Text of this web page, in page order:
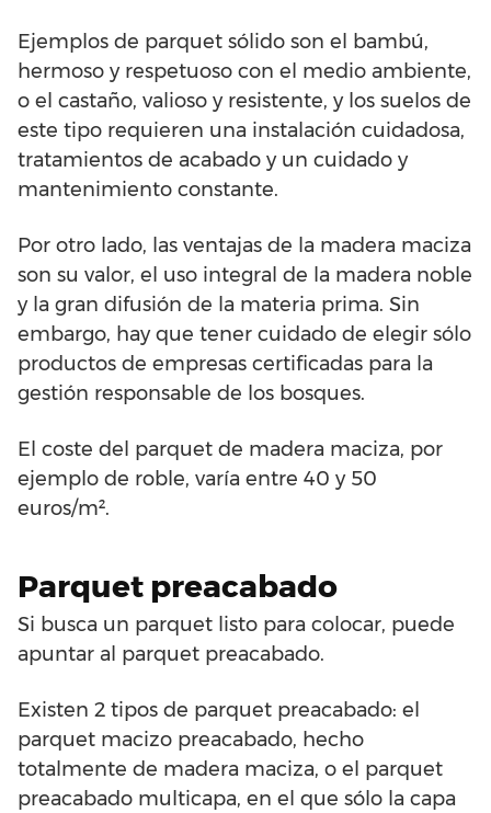
Ejemplos de parquet sólido son el bambú,
hermoso y respetuoso con el medio ambiente,
o el castaño, valioso y resistente, y los suelos de
este tipo requieren una instalación cuidadosa,
tratamientos de acabado y un cuidado y
mantenimiento constante.
Por otro lado, las ventajas de la madera maciza
son su valor, el uso integral de la madera noble
y la gran difusión de la materia prima. Sin
embargo, hay que tener cuidado de elegir sólo
productos de empresas certificadas para la
gestión responsable de los bosques.
El coste del parquet de madera maciza, por
ejemplo de roble, varía entre 40 y 50
euros/m².
Parquet preacabado
Si busca un parquet listo para colocar, puede
apuntar al parquet preacabado.
Existen 2 tipos de parquet preacabado: el
parquet macizo preacabado, hecho
totalmente de madera maciza, o el parquet
preacabado multicapa, en el que sólo la capa